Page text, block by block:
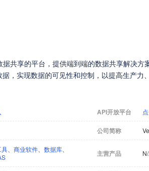
共享的平台，提供端到端的数据共享解决方
，实现数据的可见性和控制，以提高生产力
API开放平台
公司简称
具 商业软件 数据库 主营产品